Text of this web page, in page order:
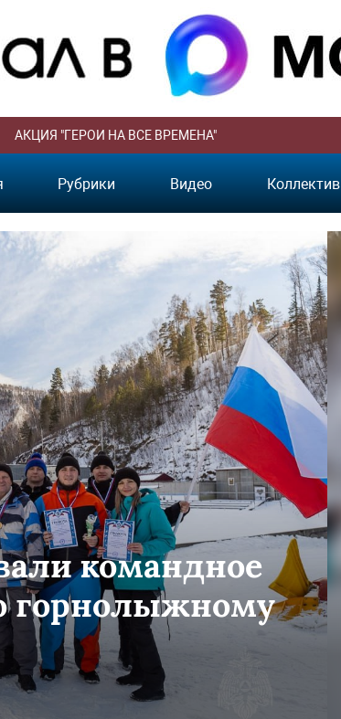
АКЦИЯ "ГЕРОИ НА ВСЕ ВРЕМЕНА"
Рубрики Видео Коллектив
командное
горнолыжному